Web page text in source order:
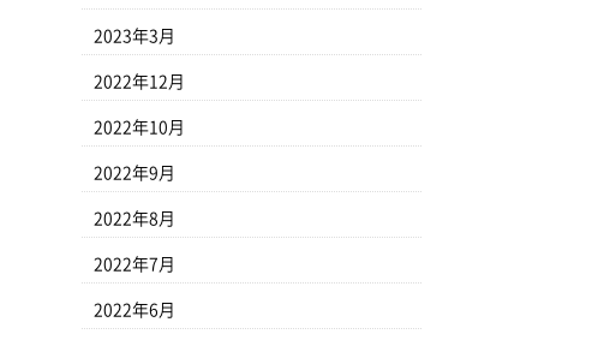
2023年3月
2022年12月
2022年10月
2022年9月
2022年8月
2022年7月
2022年6月